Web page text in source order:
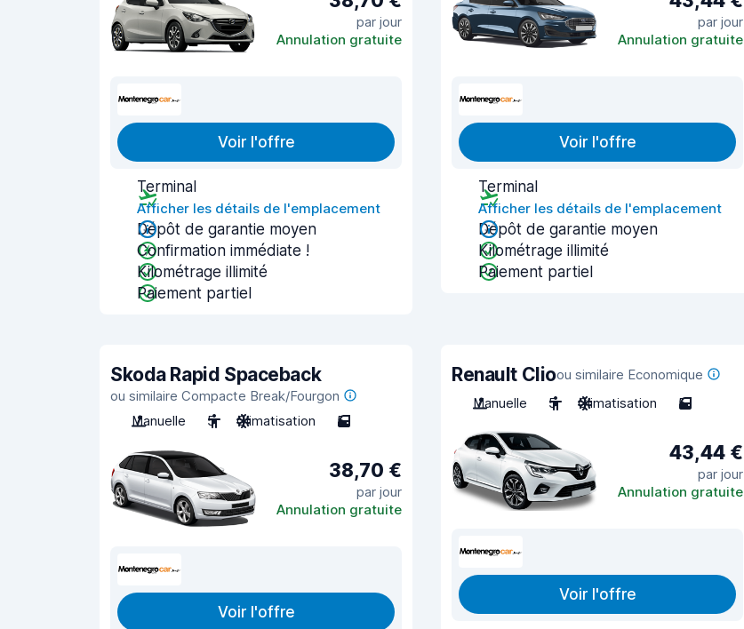
par jour
Annulation gratuite
Voir l'offre
Terminal
Afficher les détails de l'emplacement
Dépôt de garantie moyen
Confirmation immédiate !
Kilométrage illimité
Paiement partiel
par jour
Annulation gratuite
Voir l'offre
Terminal
Afficher les détails de l'emplacement
Dépôt de garantie moyen
Kilométrage illimité
Paiement partiel
Skoda Rapid Spaceback
ou similaire Compacte Break/Fourgon
Manuelle
5 Climatisation 5
38,70 €
par jour
Annulation gratuite
Voir l'offre
Renault Clioou similaire Economique
Manuelle
5 Climatisation 5
43,44 €
par jour
Annulation gratuite
Voir l'offre